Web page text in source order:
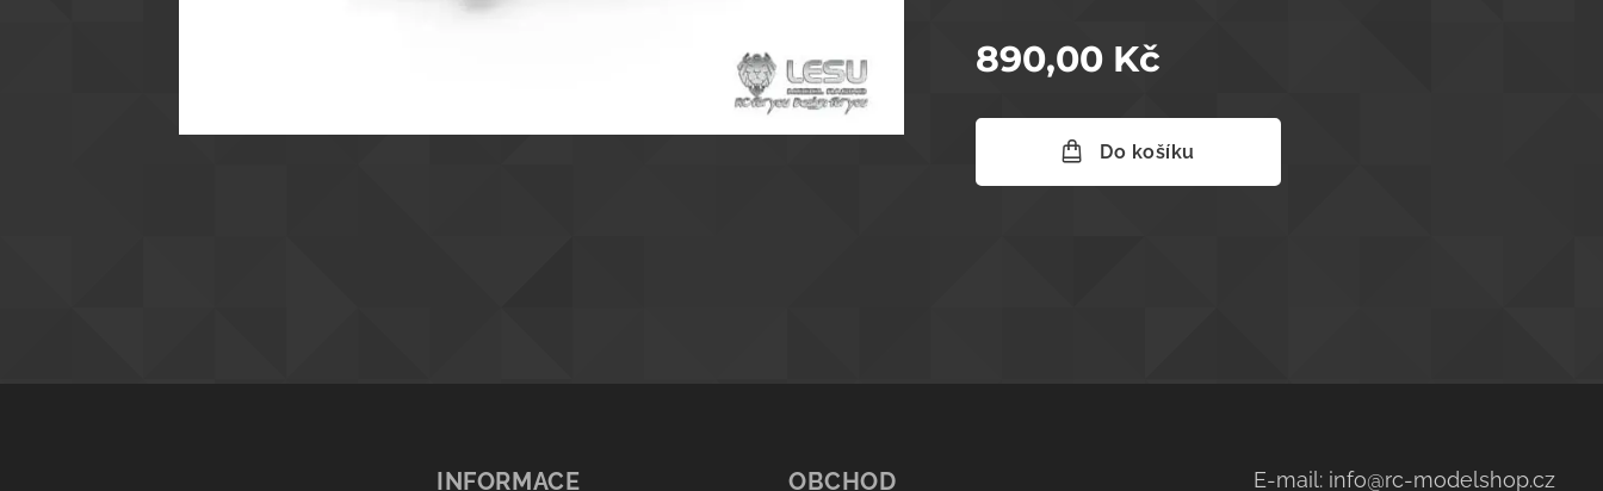
890,00 Kč
Do košíku
INFORMACE OBCHOD E-mail: info@rc-modelshop.cz